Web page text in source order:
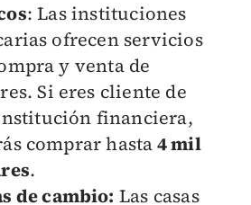
: Las instituciones
ofrecen servicios
y venta de
Si eres cliente de
financiera,
comprar hasta4 mil
.
de cambio: Las casas